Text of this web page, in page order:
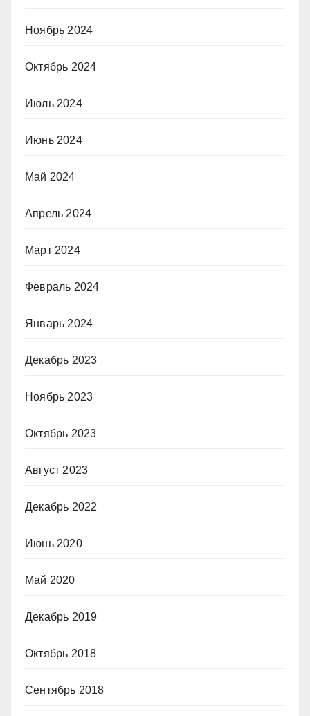
Ноябрь 2024
Октябрь 2024
Июль 2024
Июнь 2024
Май 2024
Апрель 2024
Март 2024
Февраль 2024
Январь 2024
Декабрь 2023
Ноябрь 2023
Октябрь 2023
Август 2023
Декабрь 2022
Июнь 2020
Май 2020
Декабрь 2019
Октябрь 2018
Сентябрь 2018